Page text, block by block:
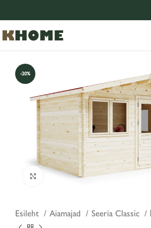
-20%
Click to enlarge
Esileht Aiamajad Seeria Classic